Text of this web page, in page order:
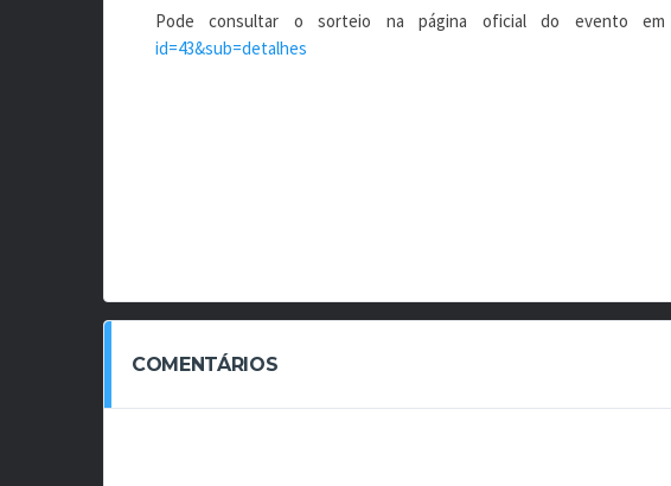
Pode consultar o sorteio na página oficial do evento em
id=43&sub=detalhes
COMENTÁRIOS